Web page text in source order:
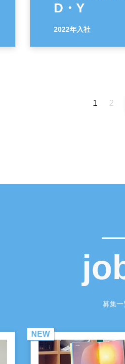
D・Y
2022年入社
1 2
募集一
NEW